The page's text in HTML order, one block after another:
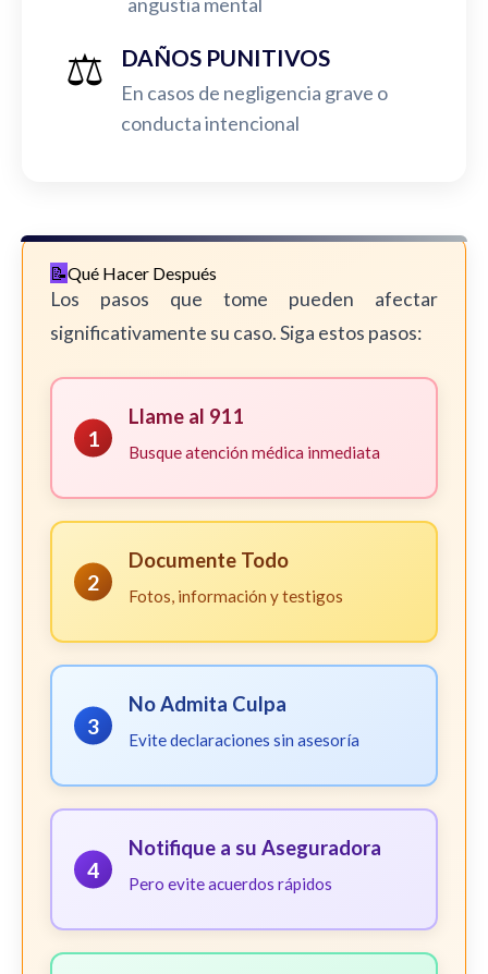
⚖️ DAÑOS PUNITIVOS
En casos de negligencia grave o
conducta intencional
Qué Hacer Después
Los pasos que tome pueden afectar
significativamente su caso. Siga estos pasos:
1
Llame al 911
Busque atención médica inmediata
2
Documente Todo
Fotos, información y testigos
3
No Admita Culpa
Evite declaraciones sin asesoría
4
Notifique a su Aseguradora
Pero evite acuerdos rápidos